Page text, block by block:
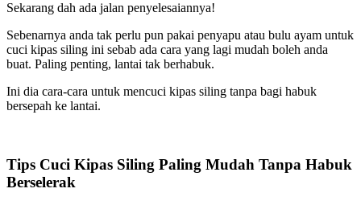
Sekarang dah ada jalan penyelesaiannya!
Sebenarnya anda tak perlu pun pakai penyapu atau bulu ayam untuk
cuci kipas siling ini sebab ada cara yang lagi mudah boleh anda
buat. Paling penting, lantai tak berhabuk.
Ini dia cara-cara untuk mencuci kipas siling tanpa bagi habuk
bersepah ke lantai.
Tips Cuci Kipas Siling Paling Mudah Tanpa Habuk
Berselerak